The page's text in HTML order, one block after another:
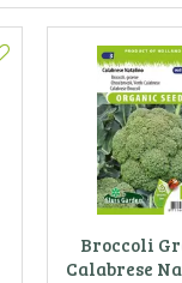
Broccoli
Calabrese